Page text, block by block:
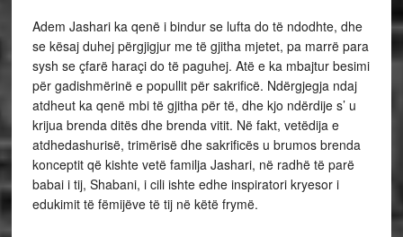
Adem Jashari ka qenë i bindur se lufta do të ndodhte, dhe
se kësaj duhej përgjigjur me të gjitha mjetet, pa marrë para
sysh se çfarë haraçi do të paguhej. Atë e ka mbajtur besimi
për gadishmërinë e popullit për sakrificë. Ndërgjegja ndaj
atdheut ka qenë mbi të gjitha për të, dhe kjo ndërdije s’ u
krijua brenda ditës dhe brenda vitit. Në fakt, vetëdija e
atdhedashurisë, trimërisë dhe sakrificës u brumos brenda
konceptit që kishte vetë familja Jashari, në radhë të parë
babai i tij, Shabani, i cili ishte edhe inspiratori kryesor i
edukimit të fëmijëve të tij në këtë frymë.